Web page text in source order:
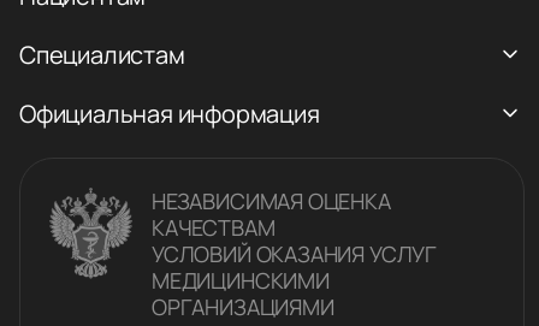
Специалистам
Официальная информация
НЕЗАВИСИМАЯ ОЦЕНКА
КАЧЕСТВАM
УСЛОВИЙ ОКАЗАНИЯ УСЛУГ
МЕДИЦИНСКИМИ
ОРГАНИЗАЦИЯМИ